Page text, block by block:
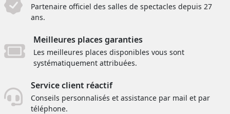
Partenaire officiel des salles de spectacles depuis 27
ans.
Meilleures places garanties
Les meilleures places disponibles vous sont
systématiquement attribuées.
Service client réactif
Conseils personnalisés et assistance par mail et par
téléphone.